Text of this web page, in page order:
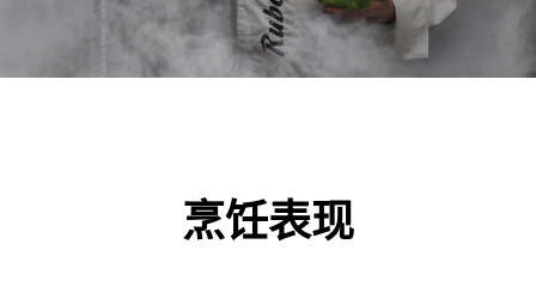
烹饪表现